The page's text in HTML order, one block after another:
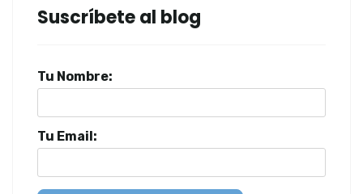
Suscríbete al blog
Tu Nombre:
Tu Email: